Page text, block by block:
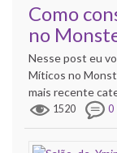
Como
no
Nesse post eu
Míticos no
mais recente
1520 0